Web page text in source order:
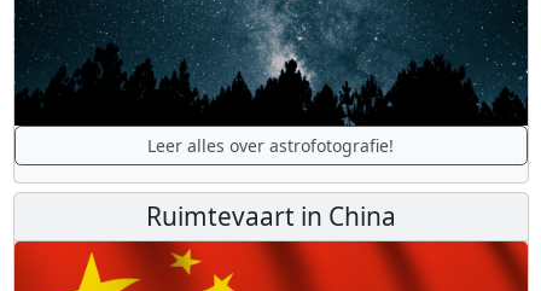
Leer alles over astrofotografie!
Ruimtevaart in China